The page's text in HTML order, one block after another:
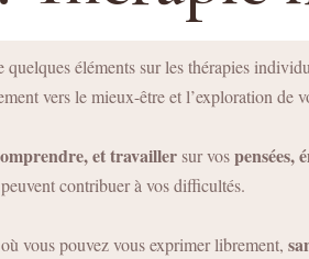
éléments sur les thérapies
vers le mieux-être et l’exploration de
et travailler sur vospensées,
contribuer à vos difficultés.
vous pouvez vous exprimer librement,